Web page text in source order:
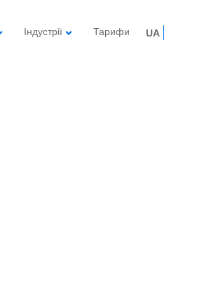
Індустрії Тарифи UA